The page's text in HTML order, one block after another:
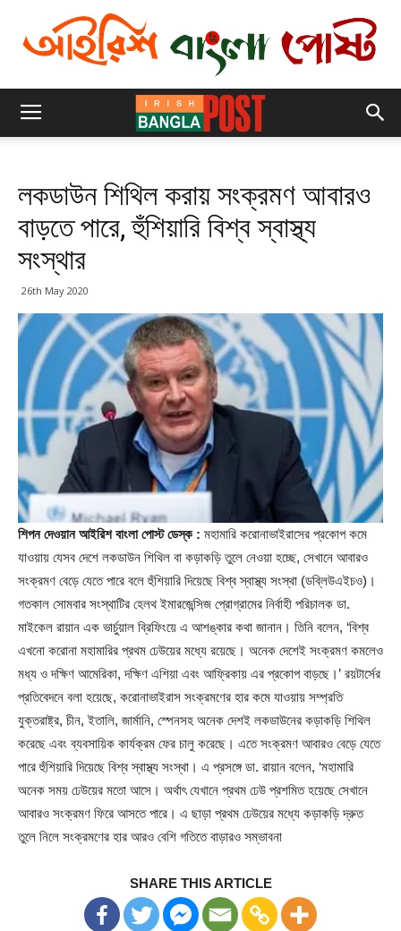
লকডাউন শিথিল করায় সংক্রমণ আবারও
বাড়তে পারে, হুঁশিয়ারি বিশ্ব স্বাস্থ্য
সংস্থার
26th May 2020
শিপন দেওয়ান আইরিশ বাংলা পোস্ট ডেস্ক : মহামারি করোনাভাইরাসের প্রকোপ কমে
যাওয়ায় যেসব দেশে লকডাউন শিথিল বা কড়াকড়ি তুলে নেওয়া হচ্ছে, সেখানে আবারও
সংক্রমণ বেড়ে যেতে পারে বলে হুঁশিয়ারি দিয়েছে বিশ্ব স্বাস্থ্য সংস্থা (ডব্লিউএইচও)।
গতকাল সোমবার সংস্থাটির হেলথ ইমারজেন্সিজ প্রোগ্রামের নির্বাহী পরিচালক ডা.
মাইকেল রায়ান এক ভার্চুয়াল ব্রিফিংয়ে এ আশঙ্কার কথা জানান। তিনি বলেন, ‘বিশ্ব
এখনো করোনা মহামারির প্রথম ঢেউয়ের মধ্যে রয়েছে। অনেক দেশেই সংক্রমণ কমলেও
মধ্য ও দক্ষিণ আমেরিকা, দক্ষিণ এশিয়া এবং আফ্রিকায় এর প্রকোপ বাড়ছে।’ রয়টার্সের
প্রতিবেদনে বলা হয়েছে, করোনাভাইরাস সংক্রমণের হার কমে যাওয়ায় সম্প্রতি
যুক্তরাষ্ট্র, চীন, ইতালি, জার্মানি, স্পেনসহ অনেক দেশই লকডাউনের কড়াকড়ি শিথিল
করেছে এবং ব্যবসায়িক কার্যক্রম ফের চালু করেছে। এতে সংক্রমণ আবারও বেড়ে যেতে
পারে হুঁশিয়ারি দিয়েছে বিশ্ব স্বাস্থ্য সংস্থা। এ প্রসঙ্গে ডা. রায়ান বলেন, ‘মহামারি
অনেক সময় ঢেউয়ের মতো আসে। অর্থাৎ যেখানে প্রথম ঢেউ প্রশমিত হয়েছে সেখানে
আবারও সংক্রমণ ফিরে আসতে পারে। এ ছাড়া প্রথম ঢেউয়ের মধ্যে কড়াকড়ি দ্রুত
তুলে নিলে সংক্রমণের হার আরও বেশি গতিতে বাড়ারও সম্ভাবনা
SHARE THIS ARTICLE